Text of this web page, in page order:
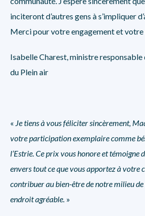
inciteront d’autres gens à s’impliquer
Merci pour votre engagement et
Isabelle Charest, ministre responsable
du Plein air
« Je tiens à vous féliciter sincèrement,
votre participation exemplaire comme
l’Estrie. Ce prix vous honore et témoigne
envers tout ce que vous apportez à votre
contribuer au bien-être de notre milieu de
endroit agréable. »